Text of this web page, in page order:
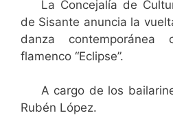
La Concejalía de
de Sisante anuncia la
danza contemporánea
flamenco “Eclipse”.
A cargo de los
Rubén López.